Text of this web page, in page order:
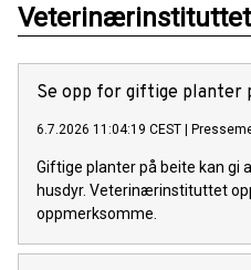
Veterinærinstituttet
Se opp for giftige planter
6.7.2026 11:04:19 CEST
Giftige planter på beite kan gi
husdyr. Veterinærinstituttet
oppmerksomme.